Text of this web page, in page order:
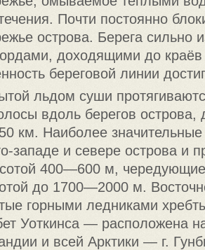
Почти постоянно
острова. Берега сильно
доходящими до краёв
береговой линии
льдом суши
вдоль берегов острова,
км. Наиболее значительные
западе и севере острова и
400—600 м,
до 1700—2000 м.
горными ледниками
Уоткинса — расположена
и всей Арктики — г.